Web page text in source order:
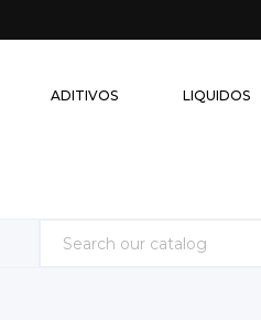
ADITIVOS LIQUIDOS